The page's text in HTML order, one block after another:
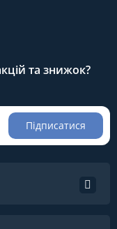
та знижок?
Підписатися